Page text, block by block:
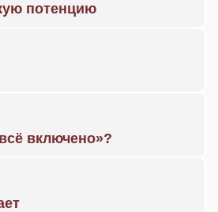
потенцию
включено»?